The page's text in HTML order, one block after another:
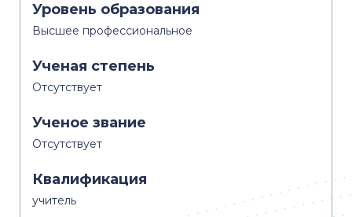
Уровень образования
Высшее профессиональное
Ученая степень
Отсутствует
Ученое звание
Отсутствует
Квалификация
учитель